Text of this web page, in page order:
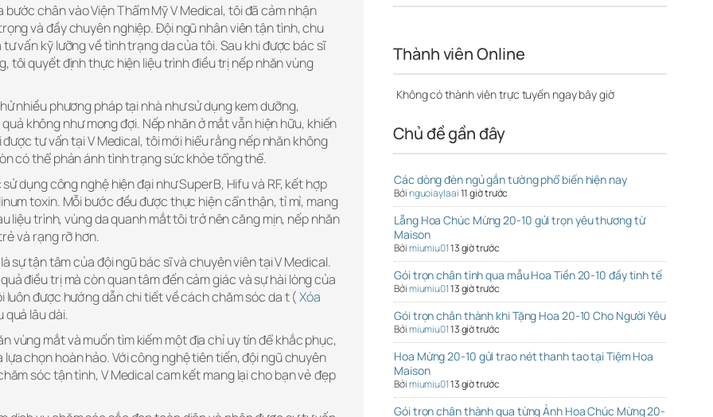
bước chân vào Viện Thẩm Mỹ V Medical, tôi đã cảm nhận
và đầy chuyên nghiệp. Đội ngũ nhân viên tận tình, chu
vấn kỹ lưỡng về tình trạng da của tôi. Sau khi được bác sĩ
tôi quyết định thực hiện liệu trình điều trị nếp nhăn vùng
nhiều phương pháp tại nhà như sử dụng kem dưỡng,
không như mong đợi. Nếp nhăn ở mắt vẫn hiện hữu, khiến
tư vấn tại V Medical, tôi mới hiểu rằng nếp nhăn không
có thể phản ánh tình trạng sức khỏe tổng thể.
dụng công nghệ hiện đại như SuperB, Hifu và RF, kết hợp
toxin. Mỗi bước đều được thực hiện cẩn thận, tỉ mỉ, mang
liệu trình, vùng da quanh mắt tôi trở nên căng mịn, nếp nhăn
và rạng rỡ hơn.
sự tận tâm của đội ngũ bác sĩ và chuyên viên tại V Medical.
điều trị mà còn quan tâm đến cảm giác và sự hài lòng của
luôn được hướng dẫn chi tiết về cách chăm sóc da t (Xóa
quả lâu dài.
vùng mắt và muốn tìm kiếm một địa chỉ uy tín để khắc phục,
lựa chọn hoàn hảo. Với công nghệ tiên tiến, đội ngũ chuyên
sóc tận tình, V Medical cam kết mang lại cho bạn vẻ đẹp
Thành viên Online
Không có thành viên trực tuyến ngay bây giờ
Chủ đề gần đây
Các dòng đèn ngủ gắn tường phổ biến hiện nay
Bởinguoiaylaai11 giờ trước
Lẵng Hoa Chúc Mừng 20-10 gửi trọn yêu thương từ
Maison
Bởimiumiu0113 giờ trước
Gói trọn chân tình qua mẫu Hoa Tiền 20-10 đầy tinh tế
Bởimiumiu0113 giờ trước
Gói trọn chân thành khi Tặng Hoa 20-10 Cho Người Yêu
Bởimiumiu0113 giờ trước
Hoa Mừng 20-10 gửi trao nét thanh tao tại Tiệm Hoa
Maison
Bởimiumiu0113 giờ trước
Gói trọn chân thành qua từng Ảnh Hoa Chúc Mừng 20-